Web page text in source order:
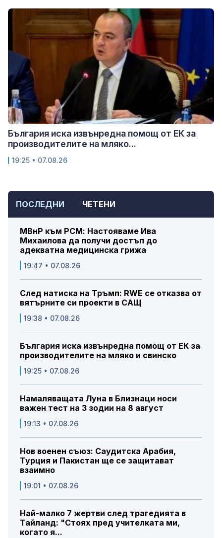
ПОСЛЕДНИ ЧЕТЕНИ
МВнР към РСМ: Настояваме Ива
Михаилова да получи достъп до
адекватна медицинска грижа
19:47 • 07.08.26
След натиска на Тръмп: RWE се отказва от
вятърните си проекти в САЩ
19:38 • 07.08.26
България иска извънредна помощ от ЕК за
производителите на мляко и свинско
19:25 • 07.08.26
Намаляващата Луна в Близнаци носи
важен тест на 3 зодии на 8 август
19:13 • 07.08.26
Нов военен съюз: Саудитска Арабия,
Турция и Пакистан ще се защитават
взаимно
19:01 • 07.08.26
Най-малко 7 жертви след трагедията в
Тайланд: "Стоях пред учителката ми,
когато я...
България иска извънредна помощ от ЕК за
производителите на мляко...
19:25 • 07.08.26